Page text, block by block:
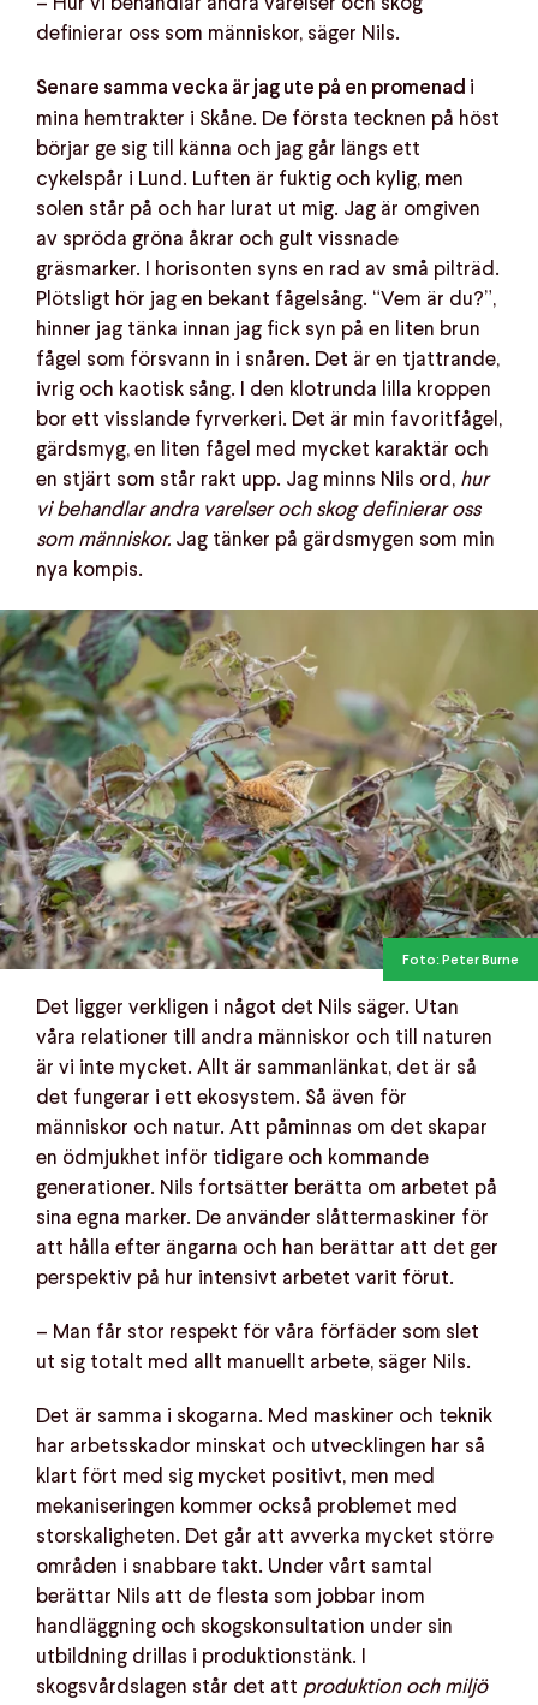
– Hur vi behandlar andra varelser och skog
definierar oss som människor, säger Nils.
Senare samma vecka är jag ute på en promenad i
mina hemtrakter i Skåne. De första tecknen på höst
börjar ge sig till känna och jag går längs ett
cykelspår i Lund. Luften är fuktig och kylig, men
solen står på och har lurat ut mig. Jag är omgiven
av spröda gröna åkrar och gult vissnade
gräsmarker. I horisonten syns en rad av små pilträd.
Plötsligt hör jag en bekant fågelsång. “Vem är du?”,
hinner jag tänka innan jag fick syn på en liten brun
fågel som försvann in i snåren. Det är en tjattrande,
ivrig och kaotisk sång. I den klotrunda lilla kroppen
bor ett visslande fyrverkeri. Det är min favoritfågel,
gärdsmyg, en liten fågel med mycket karaktär och
en stjärt som står rakt upp. Jag minns Nils ord, hur
vi behandlar andra varelser och skog definierar oss
som människor. Jag tänker på gärdsmygen som min
nya kompis.
Foto: Peter Burne
Det ligger verkligen i något det Nils säger. Utan
våra relationer till andra människor och till naturen
är vi inte mycket. Allt är sammanlänkat, det är så
det fungerar i ett ekosystem. Så även för
människor och natur. Att påminnas om det skapar
en ödmjukhet inför tidigare och kommande
generationer. Nils fortsätter berätta om arbetet på
sina egna marker. De använder slåttermaskiner för
att hålla efter ängarna och han berättar att det ger
perspektiv på hur intensivt arbetet varit förut.
– Man får stor respekt för våra förfäder som slet
ut sig totalt med allt manuellt arbete, säger Nils.
Det är samma i skogarna. Med maskiner och teknik
har arbetsskador minskat och utvecklingen har så
klart fört med sig mycket positivt, men med
mekaniseringen kommer också problemet med
storskaligheten. Det går att avverka mycket större
områden i snabbare takt. Under vårt samtal
berättar Nils att de flesta som jobbar inom
handläggning och skogskonsultation under sin
utbildning drillas i produktionstänk. I
skogsvårdslagen står det att produktion och miljö